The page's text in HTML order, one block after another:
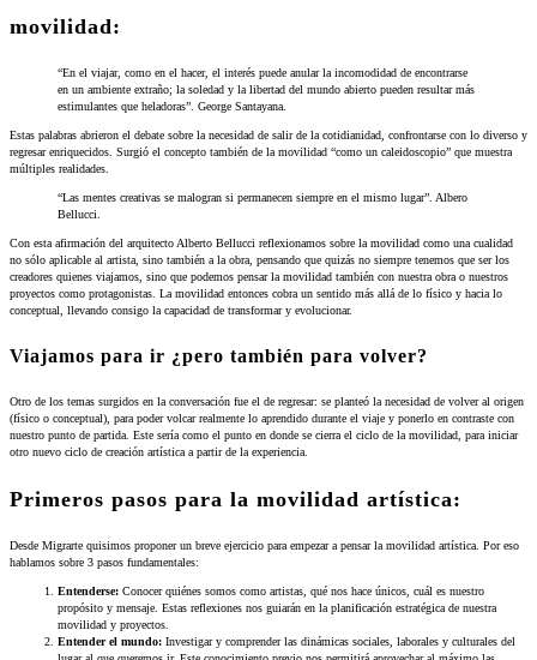
movilidad:
“En el viajar, como en el hacer, el interés puede anular la incomodidad de encontrarse
en un ambiente extraño; la soledad y la libertad del mundo abierto pueden resultar más
estimulantes que heladoras”. George Santayana.
Estas palabras abrieron el debate sobre la necesidad de salir de la cotidianidad, confrontarse con lo diverso y
regresar enriquecidos. Surgió el concepto también de la movilidad “como un caleidoscopio” que muestra
múltiples realidades.
“Las mentes creativas se malogran si permanecen siempre en el mismo lugar”. Albero
Bellucci.
Con esta afirmación del arquitecto Alberto Bellucci reflexionamos sobre la movilidad como una cualidad
no sólo aplicable al artista, sino también a la obra, pensando que quizás no siempre tenemos que ser los
creadores quienes viajamos, sino que podemos pensar la movilidad también con nuestra obra o nuestros
proyectos como protagonistas. La movilidad entonces cobra un sentido más allá de lo físico y hacia lo
conceptual, llevando consigo la capacidad de transformar y evolucionar.
Viajamos para ir ¿pero también para volver?
Otro de los temas surgidos en la conversación fue el de regresar: se planteó la necesidad de volver al origen
(físico o conceptual), para poder volcar realmente lo aprendido durante el viaje y ponerlo en contraste con
nuestro punto de partida. Este sería como el punto en donde se cierra el ciclo de la movilidad, para iniciar
otro nuevo ciclo de creación artística a partir de la experiencia.
Primeros pasos para la movilidad artística:
Desde Migrarte quisimos proponer un breve ejercicio para empezar a pensar la movilidad artística. Por eso
hablamos sobre 3 pasos fundamentales:
Entenderse: Conocer quiénes somos como artistas, qué nos hace únicos, cuál es nuestro
propósito y mensaje. Estas reflexiones nos guiarán en la planificación estratégica de nuestra
movilidad y proyectos.
Entender el mundo: Investigar y comprender las dinámicas sociales, laborales y culturales del